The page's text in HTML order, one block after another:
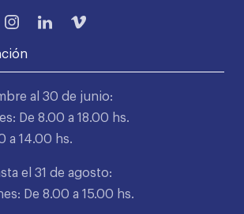
al 30 de junio:
De 8.00 a 18.00 hs.
a 14.00 hs.
el 31 de agosto:
De 8.00 a 15.00 hs.